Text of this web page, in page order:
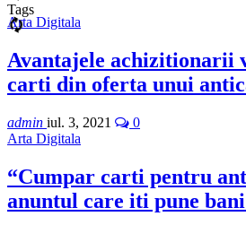
Tags
Arta Digitala
Avantajele achizitionarii
carti din oferta unui
admin iul. 3, 2021
0
Arta Digitala
“Cumpar carti pentru
anuntul care iti pune